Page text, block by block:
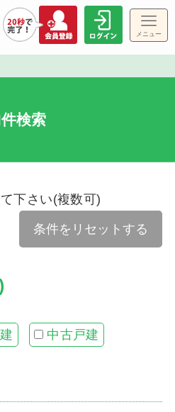
メニュー
検索
下さい(複数可)
条件をリセットする
中古戸建